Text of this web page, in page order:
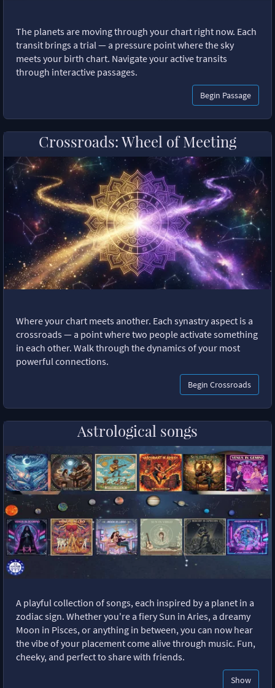
The planets are moving through your chart right now. Each
transit brings a trial — a pressure point where the sky
meets your birth chart. Navigate your active transits
through interactive passages.
Begin Passage
Crossroads: Wheel of Meeting
Where your chart meets another. Each synastry aspect is a
crossroads — a point where two people activate something
in each other. Walk through the dynamics of your most
powerful connections.
Begin Crossroads
Astrological songs
A playful collection of songs, each inspired by a planet in a
zodiac sign. Whether you're a fiery Sun in Aries, a dreamy
Moon in Pisces, or anything in between, you can now hear
the vibe of your placement come alive through music. Fun,
cheeky, and perfect to share with friends.
Show